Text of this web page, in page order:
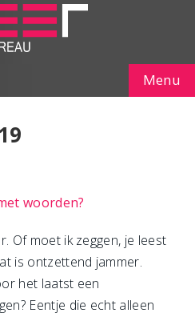
Menu
woorden?
Of moet ik zeggen, je leest
is ontzettend jammer.
het laatst een
Eentje die echt alleen